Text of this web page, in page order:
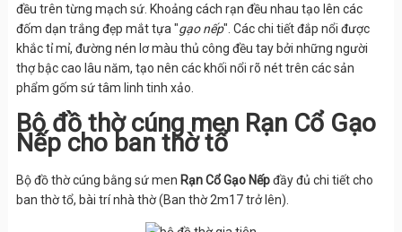
đều trên từng mạch sứ. Khoảng cách rạn đều nhau tạo lên các
đốm dạn trắng đẹp mắt tựa "gạo nếp". Các chi tiết đắp nổi được
khắc tỉ mỉ, đường nén lơ màu thủ công đều tay bởi những người
thợ bậc cao lâu năm, tạo nên các khối nổi rõ nét trên các sản
phẩm gốm sứ tâm linh tinh xảo.
Bộ đồ thờ cúng men Rạn Cổ Gạo
Nếp cho ban thờ tổ
Bộ đồ thờ cúng bằng sứ men Rạn Cổ Gạo Nếpđầy đủ chi tiết cho
ban thờ tổ, bài trí nhà thờ (Ban thờ 2m17 trở lên).